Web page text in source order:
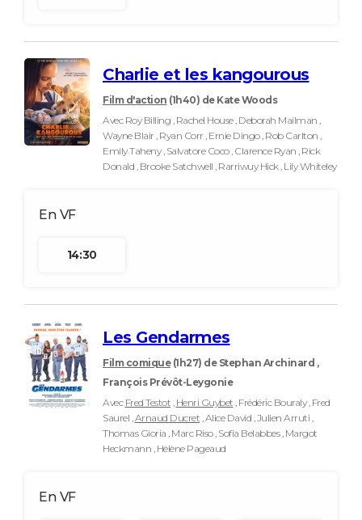
Charlie et les kangourous
Film d'action (1h40) de Kate Woods
Avec Roy Billing , Rachel House , Deborah Mailman ,
Wayne Blair , Ryan Corr , Ernie Dingo , Rob Carlton ,
Emily Taheny , Salvatore Coco , Clarence Ryan , Rick
Donald , Brooke Satchwell , Rarriwuy Hick , Lily Whiteley
14:30
Les Gendarmes
Film comique (1h27) de Stephan Archinard ,
François Prévôt-Leygonie
Avec Fred Testot , Henri Guybet , Frédéric Bouraly , Fred
Saurel ,Arnaud Ducret , Alice David , Julien Arruti ,
Thomas Gioria , Marc Riso , Sofia Belabbes , Margot
Heckmann , Hélène Pageaud